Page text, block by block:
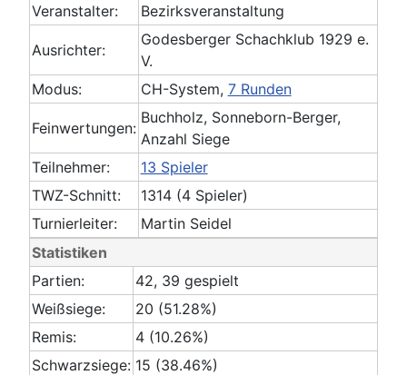
Veranstalter:
Bezirksveranstaltung
Ausrichter:
Godesberger Schachklub 1929 e.
V.
Modus:
CH-System, 7 Runden
Feinwertungen:
Buchholz, Sonneborn-Berger,
Anzahl Siege
Teilnehmer:
13 Spieler
TWZ-Schnitt:
1314 (4 Spieler)
Turnierleiter:
Martin Seidel
Statistiken
Partien:
42, 39 gespielt
Weißsiege:
20 (51.28%)
Remis:
4 (10.26%)
Schwarzsiege: 15 (38.46%)